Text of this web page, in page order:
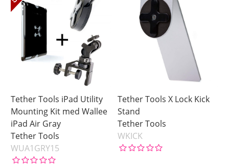
Tether Tools iPad Utility
Mounting Kit med Wallee
iPad Air Gray
Tether Tools
WUA1GRY15
Tether Tools X Lock Kick
Stand
Tether Tools
WKICK